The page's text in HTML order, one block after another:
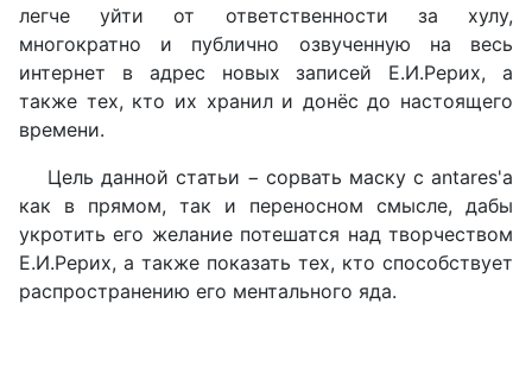
легче уйти от ответственности за хулу,
многократно и публично озвученную на весь
интернет в адрес новых записей Е.И.Рерих, а
также тех, кто их хранил и донёс до настоящего
времени.
Цель данной статьи − сорвать маску с antares'a
как в прямом, так и переносном смысле, дабы
укротить его желание потешатся над творчеством
Е.И.Рерих, а также показать тех, кто способствует
распространению его ментального яда.